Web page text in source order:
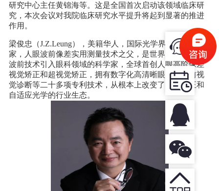
研究中心主任黄锦海等。这是全国首次启动该领域临床研
究，本次会议对我院临床研究水平提升将起到显著的推进
作用。
梁俊忠（J.Z.Leung），美籍华人，国际光学界顶尖科学
家，人眼波前像差实用测量技术之父，是世界上第一位将
波前技术引入眼科领域的科学家，全球首创人眼高阶像差
视觉矫正和超视觉矫正，拥有数字化高清晰眼镜、波前视
觉诊断等二十多项专利技术，从根本上改变了视觉矫正和
自适应光学的行业生态。